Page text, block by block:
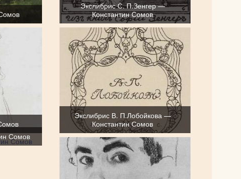
Экслибрис С. П.Зенгер —
Константин Сомов
Экслибрис В. П.Лобойкова —
Константин Сомов
Сомов